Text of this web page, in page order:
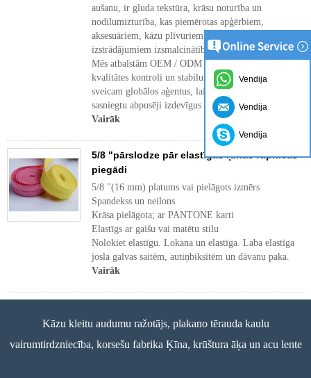
aušanu, ir gluda tekstūra, krāsu noturība un
nodilumizturība, kas piemērotas apģērbiem,
aksesuāriem, kāzu plīvuriem un citiem, piešķirot
izstrādājumiem izsmalcinātību.
Mēs atbalstām OEM / ODM pielāgošanu ar stingru
kvalitātes kontroli un stabilu piegādi. Mēs patiesi
sveicam globālos aģentus, lai tie sadarbotos un
sasniegtu abpusēji izdevīgus rezultātus.
Vairāk
5/8 "pārslodze pār elastīgās Ķīnas rūpnīcas
piegādi
5/8 "(16 mm) platums vai pielāgots izmērs
Spandekss un neilons
Krāsa pielāgota; ar PANTONE karti
Elastīgs ar gaišu vai matētu stilu
Nolokiet elastīgu. Lokana un elastīga. Laba elastīga
josla galvas saitēm, autiņbiksītēm un dāvanu paka.
Vairāk
Kāzu kleitu audumu ražotājs, plakano tērauda kaulu
vairumtirdzniecība, korsešu fabrika Ķīna, krūštura āķa un acu lente
Vendija
Vendija
Vendija